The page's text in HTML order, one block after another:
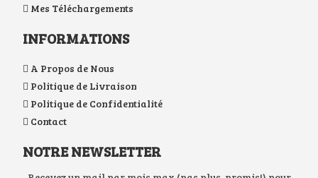
Mes Téléchargements
INFORMATIONS
A Propos de Nous
Politique de Livraison
Politique de Confidentialité
Contact
NOTRE NEWSLETTER